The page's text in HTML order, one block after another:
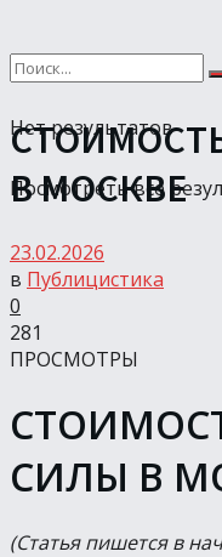
Нет результатов
Посмотреть все
В МОСКВЕ
23.02.2026
в Публицистика
0
281
ПРОСМОТРЫ
СИЛЫ В
(Статья пишется в